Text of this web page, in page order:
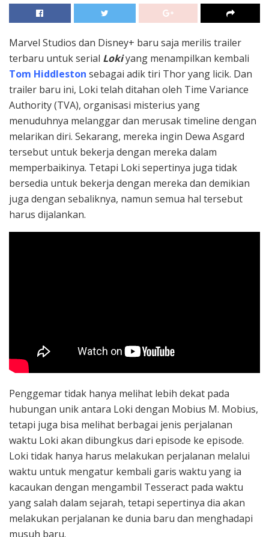
Marvel Studios dan Disney+ baru saja merilis trailer
terbaru untuk serial Lokiyang menampilkan kembali
Tom Hiddleston sebagai adik tiri Thor yang licik. Dan
trailer baru ini, Loki telah ditahan oleh Time Variance
Authority (TVA), organisasi misterius yang
menuduhnya melanggar dan merusak timeline dengan
melarikan diri. Sekarang, mereka ingin Dewa Asgard
tersebut untuk bekerja dengan mereka dalam
memperbaikinya. Tetapi Loki sepertinya juga tidak
bersedia untuk bekerja dengan mereka dan demikian
juga dengan sebaliknya, namun semua hal tersebut
harus dijalankan.
Penggemar tidak hanya melihat lebih dekat pada
hubungan unik antara Loki dengan Mobius M. Mobius,
tetapi juga bisa melihat berbagai jenis perjalanan
waktu Loki akan dibungkus dari episode ke episode.
Loki tidak hanya harus melakukan perjalanan melalui
waktu untuk mengatur kembali garis waktu yang ia
kacaukan dengan mengambil Tesseract pada waktu
yang salah dalam sejarah, tetapi sepertinya dia akan
melakukan perjalanan ke dunia baru dan menghadapi
musuh baru.